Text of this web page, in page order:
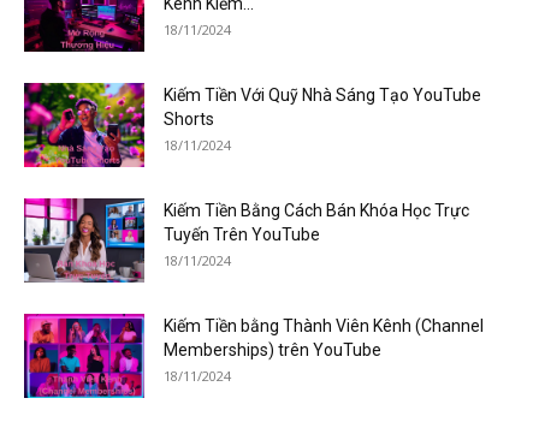
18/11/2024
Kiếm Tiền Với Quỹ Nhà Sáng Tạo YouTube
Shorts
18/11/2024
Kiếm Tiền Bằng Cách Bán Khóa Học Trực
Tuyến Trên YouTube
18/11/2024
Kiếm Tiền bằng Thành Viên Kênh (Channel
Memberships) trên YouTube
18/11/2024